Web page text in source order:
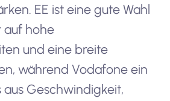
EE ist eine gute Wahl
auf hohe
und eine breite
während Vodafone ein
Geschwindigkeit,